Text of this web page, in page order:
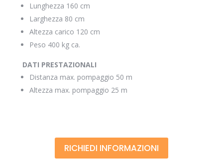
Lunghezza 160 cm
Larghezza 80 cm
Altezza carico 120 cm
Peso 400 kg ca.
DATI PRESTAZIONALI
Distanza max. pompaggio 50 m
Altezza max. pompaggio 25 m
RICHIEDI INFORMAZIONI